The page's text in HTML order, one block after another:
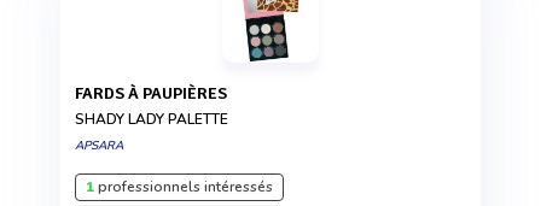
FARDS À PAUPIÈRES
SHADY LADY PALETTE
APSARA
1professionnels intéressés